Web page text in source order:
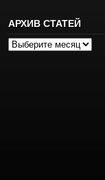
АРХИВ СТАТЕЙ
Архив